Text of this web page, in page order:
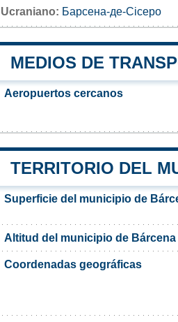
Ucraniano: Барсена-де-Сісеро
MEDIOS DE
Aeropuertos cercanos
TERRITORIO DEL
Superficie del municipio de
Altitud del municipio de Bárcena
Coordenadas geográficas